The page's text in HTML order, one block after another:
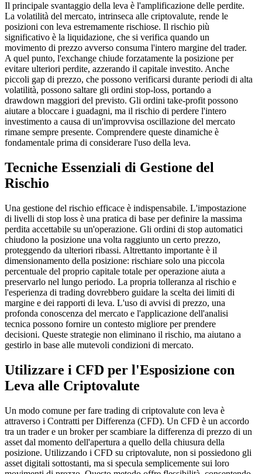
Il principale svantaggio della leva è l'amplificazione delle perdite.
La volatilità del mercato, intrinseca alle criptovalute, rende le
posizioni con leva estremamente rischiose. Il rischio più
significativo è la liquidazione, che si verifica quando un
movimento di prezzo avverso consuma l'intero margine del trader.
A quel punto, l'exchange chiude forzatamente la posizione per
evitare ulteriori perdite, azzerando il capitale investito. Anche
piccoli gap di prezzo, che possono verificarsi durante periodi di alta
volatilità, possono saltare gli ordini stop-loss, portando a
drawdown maggiori del previsto. Gli ordini take-profit possono
aiutare a bloccare i guadagni, ma il rischio di perdere l'intero
investimento a causa di un'improvvisa oscillazione del mercato
rimane sempre presente. Comprendere queste dinamiche è
fondamentale prima di considerare l'uso della leva.
Tecniche Essenziali di Gestione del
Rischio
Una gestione del rischio efficace è indispensabile. L'impostazione
di livelli di stop loss è una pratica di base per definire la massima
perdita accettabile su un'operazione. Gli ordini di stop automatici
chiudono la posizione una volta raggiunto un certo prezzo,
proteggendo da ulteriori ribassi. Altrettanto importante è il
dimensionamento della posizione: rischiare solo una piccola
percentuale del proprio capitale totale per operazione aiuta a
preservarlo nel lungo periodo. La propria tolleranza al rischio e
l'esperienza di trading dovrebbero guidare la scelta dei limiti di
margine e dei rapporti di leva. L'uso di avvisi di prezzo, una
profonda conoscenza del mercato e l'applicazione dell'analisi
tecnica possono fornire un contesto migliore per prendere
decisioni. Queste strategie non eliminano il rischio, ma aiutano a
gestirlo in base alle mutevoli condizioni di mercato.
Utilizzare i CFD per l'Esposizione con
Leva alle Criptovalute
Un modo comune per fare trading di criptovalute con leva è
attraverso i Contratti per Differenza (CFD). Un CFD è un accordo
tra un trader e un broker per scambiare la differenza di prezzo di un
asset dal momento dell'apertura a quello della chiusura della
posizione. Utilizzando i CFD su criptovalute, non si possiedono gli
asset digitali sottostanti, ma si specula semplicemente sui loro